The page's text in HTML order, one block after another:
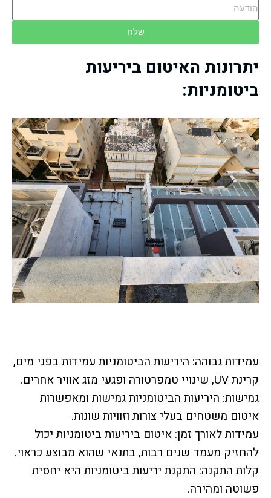
שלח
יתרונות האיטום ביריעות
ביטומניות:
עמידות גבוהה: היריעות הביטומניות עמידות בפני מים,
קרינת UV, שינויי טמפרטורה ופגעי מזג אוויר אחרים.
גמישות: היריעות הביטומניות גמישות ומאפשרות
איטום משטחים בעלי צורות וזוויות שונות.
עמידות לאורך זמן: איטום ביריעות ביטומניות יכול
להחזיק מעמד שנים רבות, בתנאי שהוא מבוצע כראוי.
קלות התקנה: התקנת יריעות ביטומניות היא יחסית
פשוטה ומהירה.